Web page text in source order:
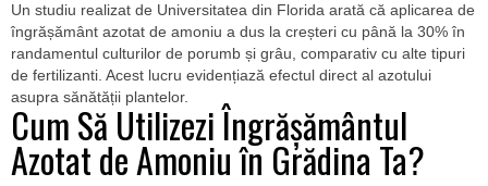
Un studiu realizat de Universitatea din Florida arată că aplicarea de
îngrășământ azotat de amoniu a dus la creșteri cu până la 30% în
randamentul culturilor de porumb și grâu, comparativ cu alte tipuri
de fertilizanti. Acest lucru evidențiază efectul direct al azotului
asupra sănătății plantelor.
Cum Să Utilizezi Îngrășământul
Azotat de Amoniu în Grădina Ta?